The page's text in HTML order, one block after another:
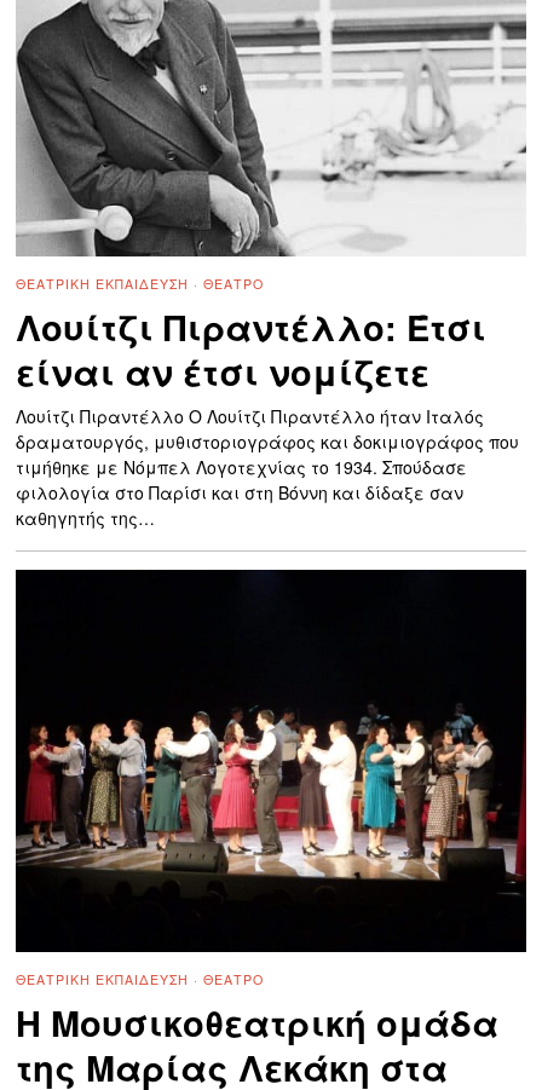
ΘΕΑΤΡΙΚΉ ΕΚΠΑΊΔΕΥΣΗ · ΘΈΑΤΡΟ
Λουίτζι Πιραντέλλο: Έτσι
είναι αν έτσι νομίζετε
Λουίτζι Πιραντέλλο Ο Λουίτζι Πιραντέλλο ήταν Ιταλός
δραματουργός, μυθιστοριογράφος και δοκιμιογράφος που
τιμήθηκε με Νόμπελ Λογοτεχνίας το 1934. Σπούδασε
φιλολογία στο Παρίσι και στη Βόννη και δίδαξε σαν
καθηγητής της…
ΘΕΑΤΡΙΚΉ ΕΚΠΑΊΔΕΥΣΗ · ΘΈΑΤΡΟ
H Μουσικοθεατρική ομάδα
της Μαρίας Λεκάκη στα